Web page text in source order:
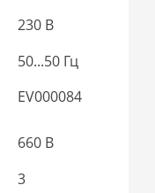
230 В
50...50 Гц
EV000084
660 В
3